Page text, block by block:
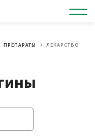
ПРЕПАРАТЫ
ЛЕКАРСТВО